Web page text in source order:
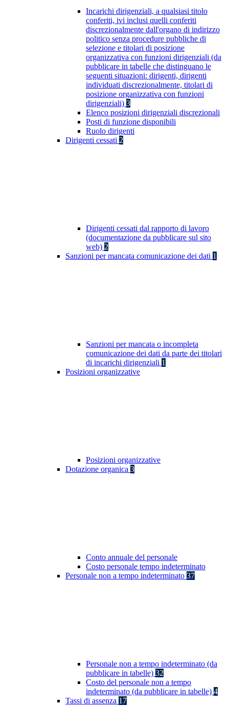
Incarichi dirigenziali, a qualsiasi titolo
conferiti, ivi inclusi quelli conferiti
discrezionalmente dall'organo di indirizzo
politico senza procedure pubbliche di
selezione e titolari di posizione
organizzativa con funzioni dirigenziali (da
pubblicare in tabelle che distinguano le
seguenti situazioni: dirigenti, dirigenti
individuati discrezionalmente, titolari di
posizione organizzativa con funzioni
dirigenziali) 3
Elenco posizioni dirigenziali discrezionali
Posti di funzione disponibili
Ruolo dirigenti
Dirigenti cessati 2
Dirigenti cessati dal rapporto di lavoro
(documentazione da pubblicare sul sito
web) 2
Sanzioni per mancata comunicazione dei dati 1
Sanzioni per mancata o incompleta
comunicazione dei dati da parte dei titolari
di incarichi dirigenziali 1
Posizioni organizzative
Posizioni organizzative
Dotazione organica 3
Conto annuale del personale
Costo personale tempo indeterminato
Personale non a tempo indeterminato 37
Personale non a tempo indeterminato (da
pubblicare in tabelle) 32
Costo del personale non a tempo
indeterminato (da pubblicare in tabelle) 4
Tassi di assenza 17